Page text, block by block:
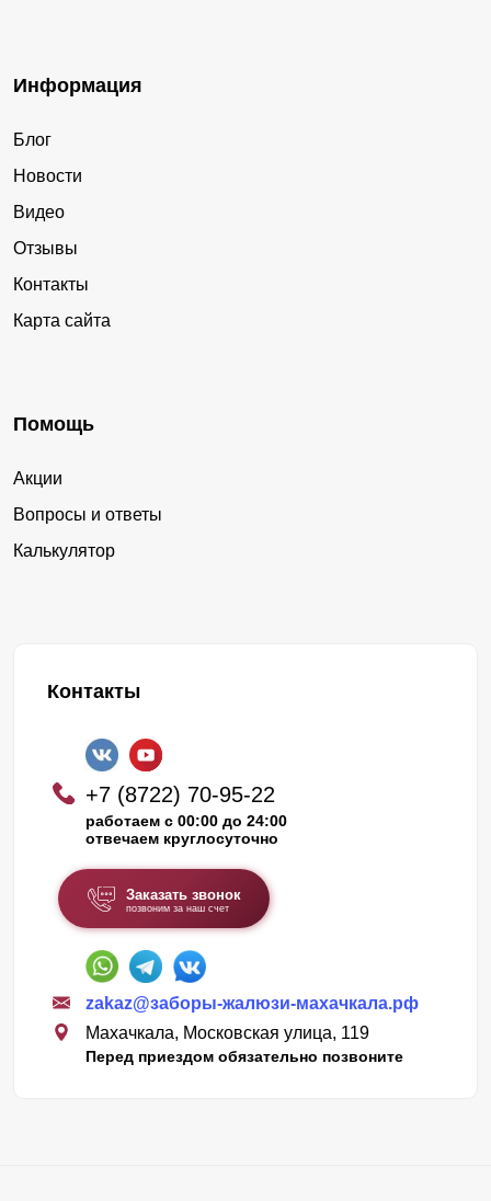
Информация
Блог
Новости
Видео
Отзывы
Контакты
Карта сайта
Помощь
Акции
Вопросы и ответы
Калькулятор
Контакты
+7 (8722) 70-95-22
работаем с 00:00 до 24:00
отвечаем круглосуточно
Заказать звонок
позвоним за наш счет
zakaz@заборы-жалюзи-махачкала.рф
Махачкала, Московская улица, 119
Перед приездом обязательно позвоните